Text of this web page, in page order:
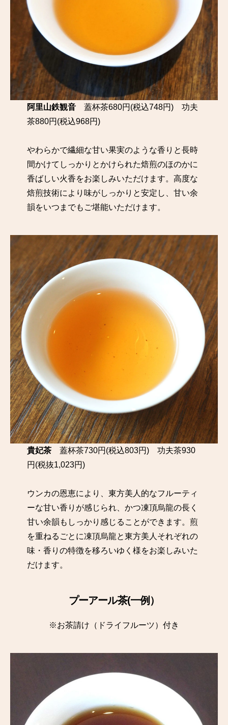
阿里山鉄観音蓋杯茶680円(税込748円) 功夫
茶880円(税込968円)
やわらかで繊細な甘い果実のような香りと長時
間かけてしっかりとかけられた焙煎のほのかに
香ばしい火香をお楽しみいただけます。高度な
焙煎技術により味がしっかりと安定し、甘い余
韻をいつまでもご堪能いただけます。
貴妃茶蓋杯茶730円(税込803円) 功夫茶930
円(税抜1,023円)
ウンカの恩恵により、東方美人的なフルーティ
ーな甘い香りが感じられ、かつ凍頂烏龍の長く
甘い余韻もしっかり感じることができます。煎
を重ねるごとに凍頂烏龍と東方美人それぞれの
味・香りの特徴を移ろいゆく様をお楽しみいた
だけます。
プーアール茶(一例）
※お茶請け（ドライフルーツ）付き